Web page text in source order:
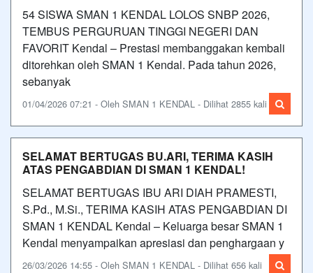
54 SISWA SMAN 1 KENDAL LOLOS SNBP 2026,
TEMBUS PERGURUAN TINGGI NEGERI DAN
FAVORIT Kendal – Prestasi membanggakan kembali
ditorehkan oleh SMAN 1 Kendal. Pada tahun 2026,
sebanyak
01/04/2026 07:21 - Oleh SMAN 1 KENDAL - Dilihat 2855 kali
SELAMAT BERTUGAS BU.ARI, TERIMA KASIH
ATAS PENGABDIAN DI SMAN 1 KENDAL!
SELAMAT BERTUGAS IBU ARI DIAH PRAMESTI,
S.Pd., M.Si., TERIMA KASIH ATAS PENGABDIAN DI
SMAN 1 KENDAL Kendal – Keluarga besar SMAN 1
Kendal menyampaikan apresiasi dan penghargaan y
26/03/2026 14:55 - Oleh SMAN 1 KENDAL - Dilihat 656 kali